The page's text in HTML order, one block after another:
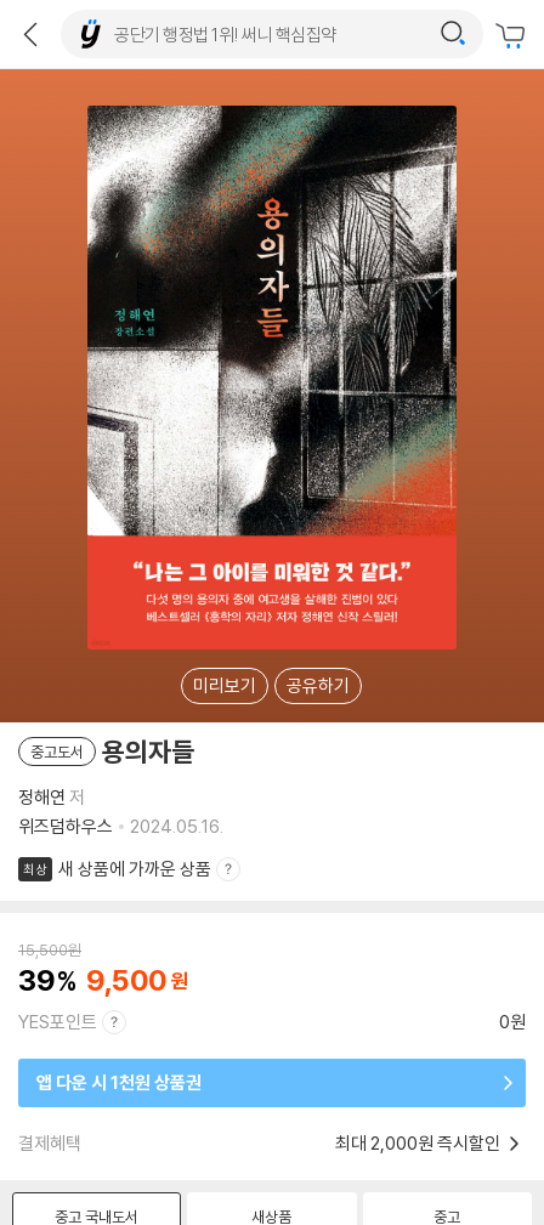
미리보기 공유하기
중고도서 용의자들
정해연 저
위즈덤하우스
2024.05.16.
최상 새 상품에 가까운 상품
15,500원
39 9,500
YES포인트 0원
앱 다운 시 1천원 상품권
결제혜택 최대 2,000원 즉시할인
중고 국내도서 새상품 중고